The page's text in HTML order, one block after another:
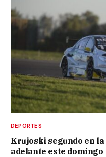
DEPORTES
Krujoski segundo en
adelante este domingo